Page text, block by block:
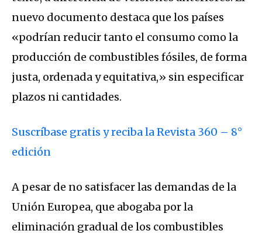
nuevo documento destaca que los países
«podrían reducir tanto el consumo como la
producción de combustibles fósiles, de forma
justa, ordenada y equitativa,» sin especificar
plazos ni cantidades.
Suscríbase gratis y reciba la Revista 360 – 8°
edición
A pesar de no satisfacer las demandas de la
Unión Europea, que abogaba por la
eliminación gradual de los combustibles